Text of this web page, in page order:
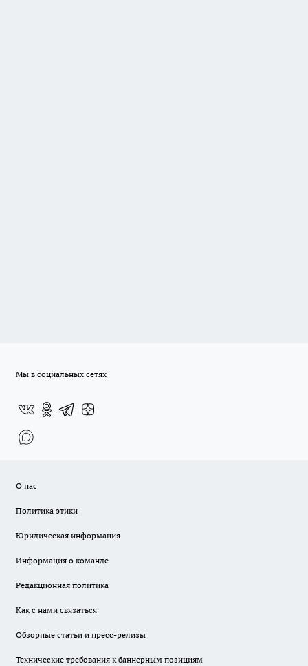
Мы в социальных сетях
О нас
Политика этики
Юридическая информация
Информация о команде
Редакционная политика
Как с нами связаться
Обзорные статьи и пресс-релизы
Технические требования к баннерным позициям